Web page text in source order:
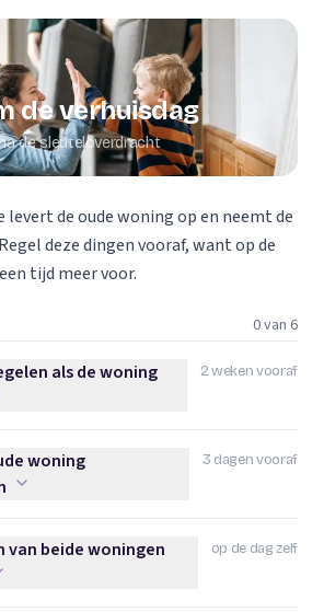
de verhuisdag
de sleuteloverdracht
levert de oude woning op en neemt de
deze dingen vooraf, want op de
tijd meer voor.
0 van 6
2 weken vooraf
als de woning leeg moet afvinken
als de woning
3 dagen vooraf
schoonmaken afvinken
woning
op de dag zelf
beide woningen vastleggen afvinken
van beide woningen